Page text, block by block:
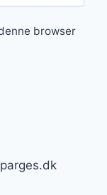
browser